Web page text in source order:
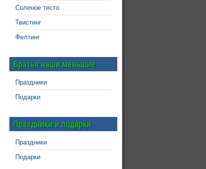
Соленое тесто
Твистинг
Фелтинг
Братья наши меньшие
Праздники
Подарки
Праздники и подарки
Праздники
Подарки